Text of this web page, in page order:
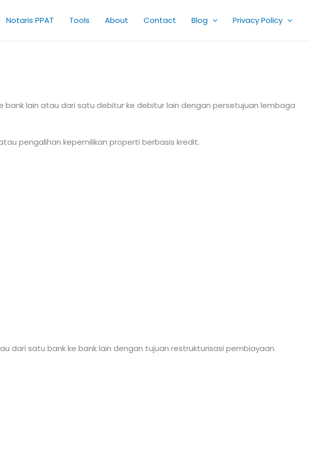
Notaris PPAT Tools About Contact Blog Privacy Policy
lain atau dari satu debitur ke debitur lain dengan persetujuan lembaga
pengalihan kepemilikan properti berbasis kredit.
dari satu bank ke bank lain dengan tujuan restrukturisasi pembiayaan.